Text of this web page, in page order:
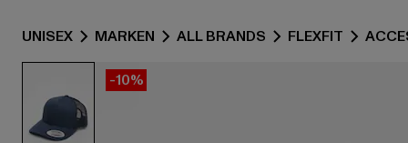
UNISEX MARKEN ALL BRANDS FLEXFIT
-10%